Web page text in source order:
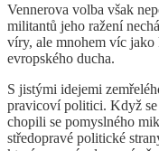
Vennerova volba však
militantů jeho ražení
víry, ale mnohem víc
evropského ducha.
S jistými idejemi
pravicoví politici. Když se
chopili se pomyslného
středopravé politické